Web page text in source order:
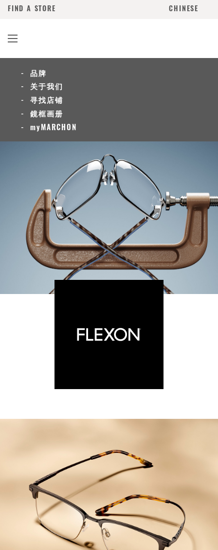
CHINESE
FIND A STORE
品牌
关于我们
寻找店铺
鏡框画册
myMARCHON